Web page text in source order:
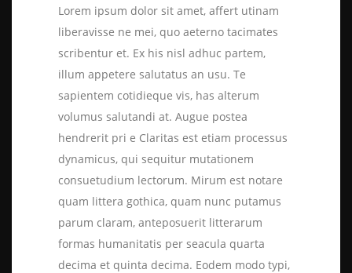
Lorem ipsum dolor sit amet, affert utinam
liberavisse ne mei, quo aeterno tacimates
scribentur et. Ex his nisl adhuc partem,
illum appetere salutatus an usu. Te
sapientem cotidieque vis, has alterum
volumus salutandi at. Augue postea
hendrerit pri e Claritas est etiam processus
dynamicus, qui sequitur mutationem
consuetudium lectorum. Mirum est notare
quam littera gothica, quam nunc putamus
parum claram, anteposuerit litterarum
formas humanitatis per seacula quarta
decima et quinta decima. Eodem modo typi,